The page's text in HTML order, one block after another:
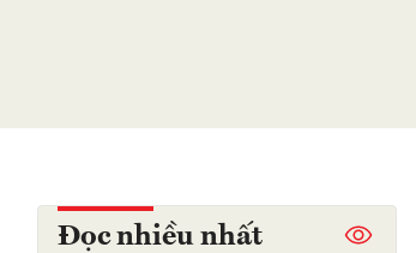
Đọc nhiều nhất